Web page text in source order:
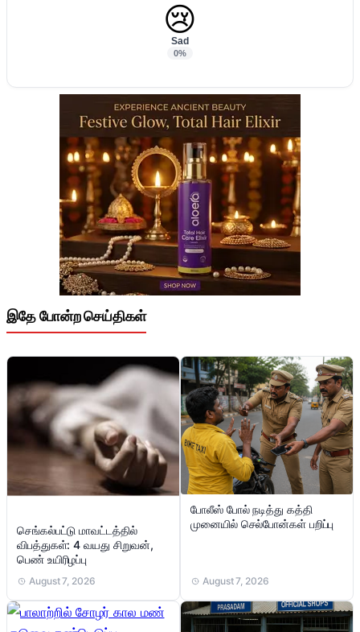
😢
Sad
0%
இதே போன்ற செய்திகள்
செங்கல்பட்டு மாவட்டத்தில்
விபத்துகள்: 4 வயது சிறுவன்,
பெண் உயிரிழப்பு
August 7, 2026
போலீஸ் போல் நடித்து கத்தி
முனையில் செல்போன்கள் பறிப்பு
August 7, 2026